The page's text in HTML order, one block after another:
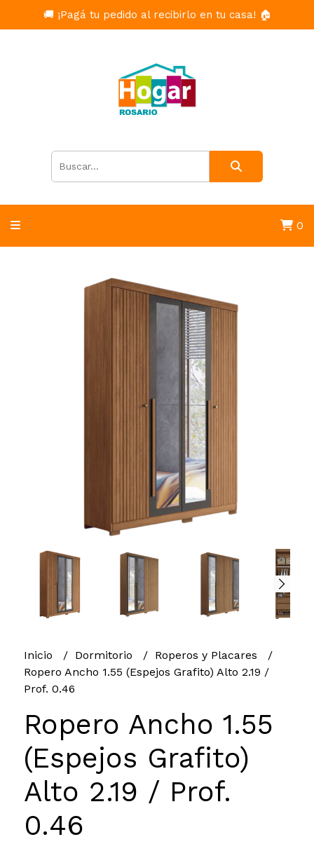
🚚 ¡Pagá tu pedido al recibirlo en tu casa! 🏠
0
Inicio Dormitorio
Roperos y Placares
Ropero Ancho 1.55 (Espejos Grafito) Alto 2.19 /
Prof. 0.46
Ropero Ancho 1.55
(Espejos Grafito)
Alto 2.19 / Prof.
0.46